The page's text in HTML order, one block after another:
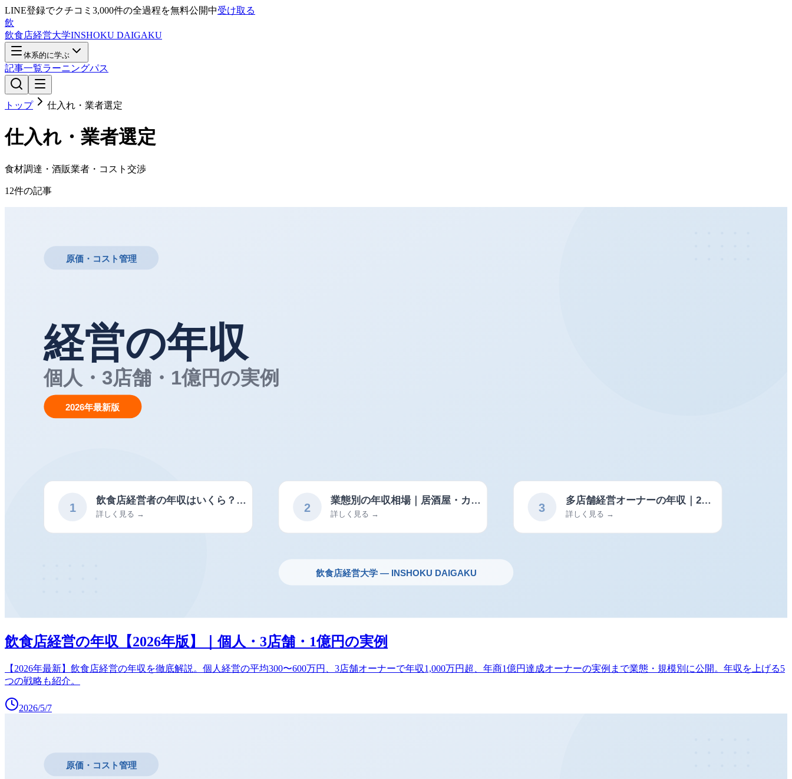
LINE登録でクチコミ3,000件の全過程を無料公開中受け取る
飲
飲食店経営大学INSHOKU DAIGAKU
体系的に学ぶ
記事一覧ラーニングパス
トップ 仕入れ・業者選定
仕入れ・業者選定
食材調達・酒販業者・コスト交渉
12件の記事
飲食店経営の年収【2026年版】｜個人・3店舗・1億円の実例
【2026年最新】飲食店経営の年収を徹底解説。個人経営の平均300〜600万円、3店舗オーナーで年収1,000万円超、年商1億円達成オーナーの実例まで業態・規模別に公開。年収を上げる5
つの戦略も紹介。
2026/5/7